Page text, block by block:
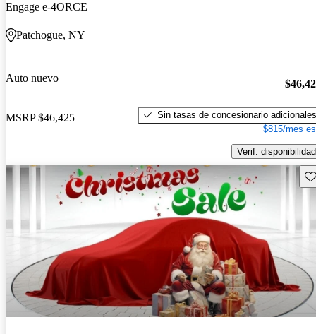
Engage e-4ORCE
Patchogue, NY
Auto nuevo
MSRP $46,425
Sin tasas de concesionario adicionales
$815/mes
Verif. disponibilidad